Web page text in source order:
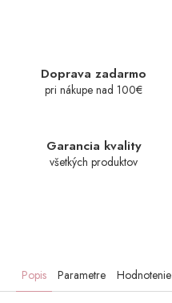
Doprava zadarmo
pri nákupe nad 100€
Garancia kvality
všetkých produktov
Popis Parametre Hodnotenie